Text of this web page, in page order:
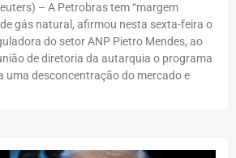
– A Petrobras tem “margem
gás natural, afirmou nesta sexta-feira o
do setor ANP Pietro Mendes, ao
de diretoria da autarquia o programa
uma desconcentração do mercado e